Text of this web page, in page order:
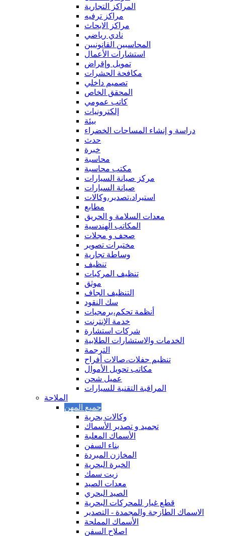
المراكز التجارية
مراكز ترفيه
مراكز الابحاث
نادي رياضي
المحاسبين القانونيين
استشارات الأعمال
تمويل وإقراض
مكافحة الحشرات
تصميم داخلي
المحقق الخاص
كاتب عمومي
إلكترونيات
بيئة
دراسة و إنشاء المساحات الخضراء
حدث
خبرة
محاسبة
مكتب محاسبة
مركز صيانة السيارات
صيانة السيارات
استيراد،تصدير،وكالات
مطابع
معدات السلامة و الحريق
المكاتب الهندسية
صحف و مجلات
مختبرات تصوير
وساطة تجارية
تنظيف
تنظيف المركبات
موثق
التنظيف الجاف
سك النقود
أنظمة تحكم،برمجيات
خدمة الإنترنت
شركات استشارة
الخدمات والاستشارات الطلابية
الترجمة
تنظيم حفلات،صالات أفراح
مكاتب تحويل الأموال
عميل شحن
المراقبة التقنية للسيارات
الملاحة
وكالات بحرية
تجميد و تصدير الأسماك
الأسماك المعلبة
بناء السفن
المخازن المبردة
الخبرة البحرية
زيت سمك
معدات الصيد
الصيد البحري
قطع غيار للمحركات البحرية
الاسماك الطازجة والمجمدة - التصدير
الأسماك المملحة
اصلاح السفن